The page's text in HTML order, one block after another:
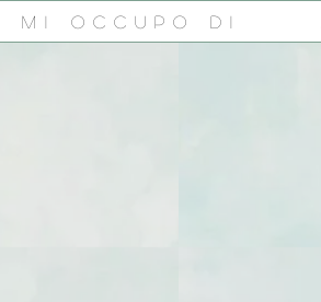
Mi occupo di